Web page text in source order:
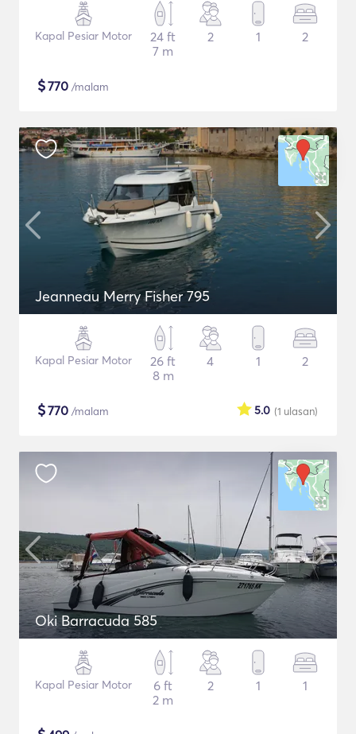
Kapal Pesiar Motor
24 ft
7 m
2 1 2
$770 /malam
Jeanneau Merry Fisher 795
Kapal Pesiar Motor
26 ft
8 m
4 1 2
$770 /malam (1 ulasan)
5.0
Oki Barracuda 585
Kapal Pesiar Motor
6 ft
2 m
2 1 1